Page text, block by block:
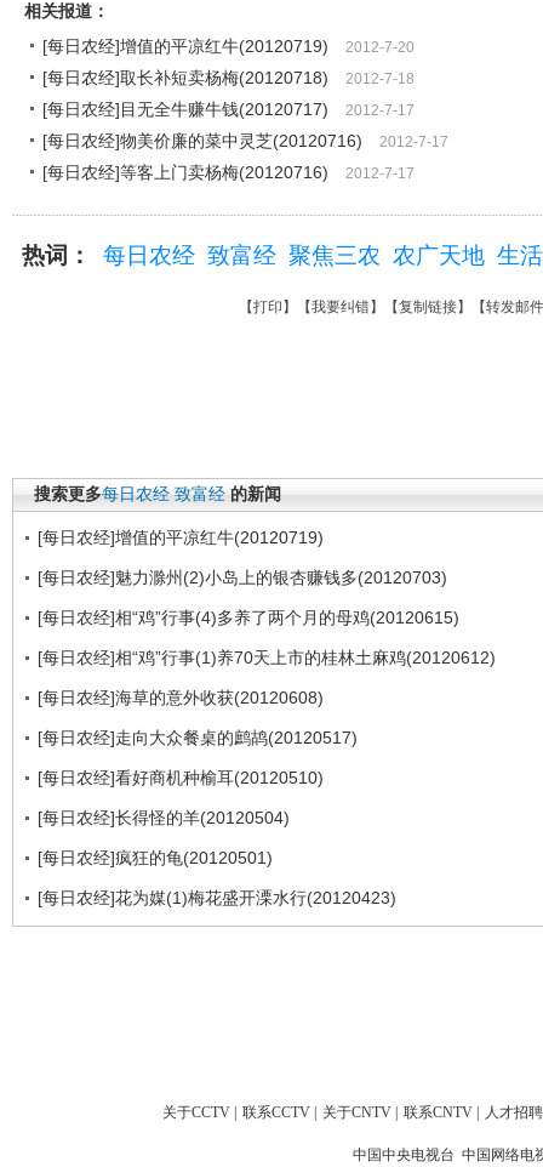
相关报道：
[每日农经]增值的平凉红牛(20120719)
2012-7-20
[每日农经]取长补短卖杨梅(20120718) 2012-7-18
[每日农经]目无全牛赚牛钱(20120717) 2012-7-17
[每日农经]物美价廉的菜中灵芝(20120716) 2012-7-17
[每日农经]等客上门卖杨梅(20120716) 2012-7-17
热词： 每日农经 致富经 聚焦三农 农广天地 生
【打印 】【我要纠错】【复制链接】【转发邮件
搜索更多每日农经 致富经 的新闻
[每日农经]增值的平凉红牛(20120719)
[每日农经]魅力滁州(2)小岛上的银杏赚钱多(20120703)
[每日农经]相“鸡”行事(4)多养了两个月的母鸡(20120615)
[每日农经]相“鸡”行事(1)养70天上市的桂林土麻鸡(20120612)
[每日农经]海草的意外收获(20120608)
[每日农经]走向大众餐桌的鹧鸪(20120517)
[每日农经]看好商机种榆耳(20120510)
[每日农经]长得怪的羊(20120504)
[每日农经]疯狂的龟(20120501)
[每日农经]花为媒(1)梅花盛开溧水行(20120423)
关于CCTV 联系CCTV 关于CNTV 联系CNTV 人才招聘
中国中央电视台 中国网络电